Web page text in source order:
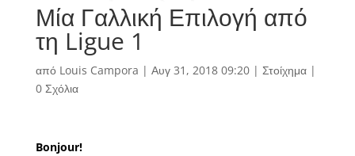
Μία Γαλλική Επιλογή από
τη Ligue 1
από Louis Campora | Αυγ 31, 2018 09:20| Στοίχημα|
0 Σχόλια
Bonjour!